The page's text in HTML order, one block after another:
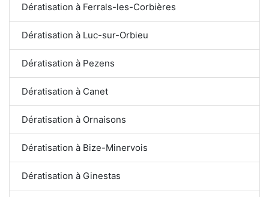
Dératisation à Ferrals-les-Corbières
Dératisation à Luc-sur-Orbieu
Dératisation à Pezens
Dératisation à Canet
Dératisation à Ornaisons
Dératisation à Bize-Minervois
Dératisation à Ginestas